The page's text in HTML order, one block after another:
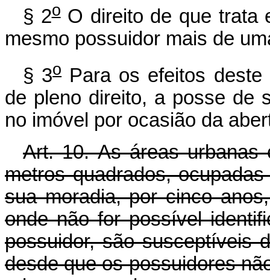
§ 2oO direito de que trata
mesmo possuidor mais de
§ 3oPara os efeitos deste
de pleno direito, a posse de
no imóvel por ocasião da
Art. 10. As áreas urbanas
metros quadrados,
sua moradia, por cinco
onde não for possível
possuidor, são susceptíveis
desde que os possuidores